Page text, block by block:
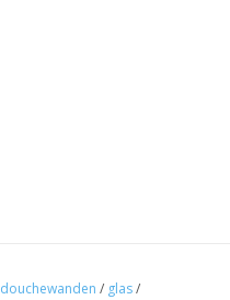
douchewanden / glas/